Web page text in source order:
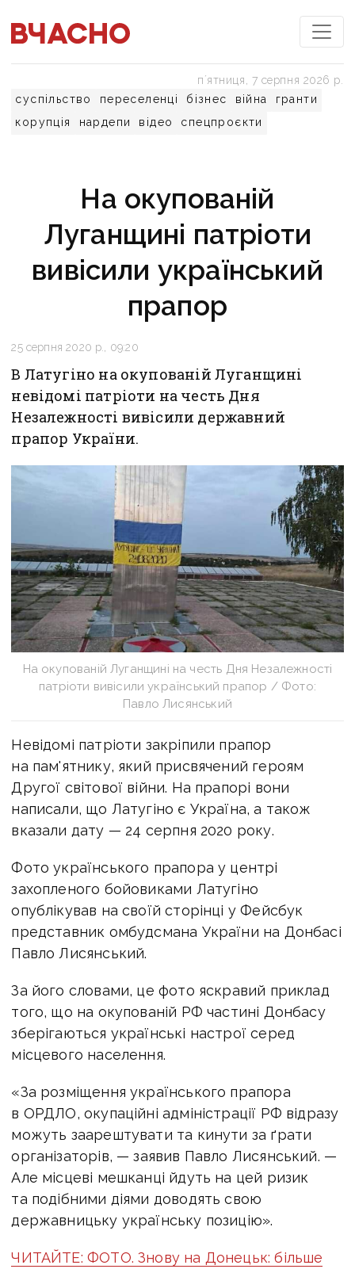
суспільство переселенці бізнес війна
гранти
корупція
нардепи відео спецпроєкти
пʼятниця, 7 серпня 2026 р.
На окупованій
Луганщині патріоти
вивісили український
прапор
25 серпня 2020 р., 09:20
В Латугіно на окупованій Луганщині
невідомі патріоти на честь Дня
Незалежності вивісили державний
прапор України.
На окупованій Луганщині на честь Дня Незалежності
патріоти вивісили український прапор / Фото:
Павло Лисянський
Невідомі патріоти закріпили прапор
на пам'ятнику, який присвячений героям
Другої світової війни. На прапорі вони
написали, що Латугіно є Україна, а також
вказали дату — 24 серпня 2020 року.
Фото українського прапора у центрі
захопленого бойовиками Латугіно
опублікував на своїй сторінці у Фейсбук
представник омбудсмана України на Донбасі
Павло Лисянський.
За його словами, це фото яскравий приклад
того, що на окупованій РФ частині Донбасу
зберігаються українські настрої серед
місцевого населення.
«За розміщення українського прапора
в ОРДЛО, окупаційні адміністрації РФ відразу
можуть заарештувати та кинути за ґрати
організаторів, — заявив Павло Лисянський. —
Але місцеві мешканці йдуть на цей ризик
та подібними діями доводять свою
державницьку українську позицію».
ЧИТАЙТЕ: ФОТО. Знову на Донецьк: більше